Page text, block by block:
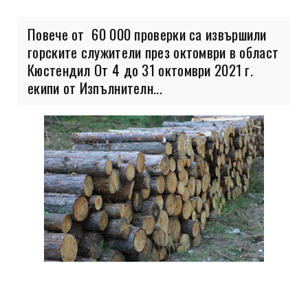
Повече от 60 000 проверки са извършили
горските служители през октомври в област
Кюстендил От 4 до 31 октомври 2021 г.
екипи от Изпълнителн...